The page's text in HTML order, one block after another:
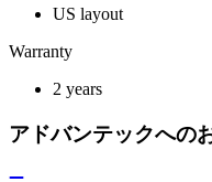
US layout
Warranty
2 years
アドバンテックへの